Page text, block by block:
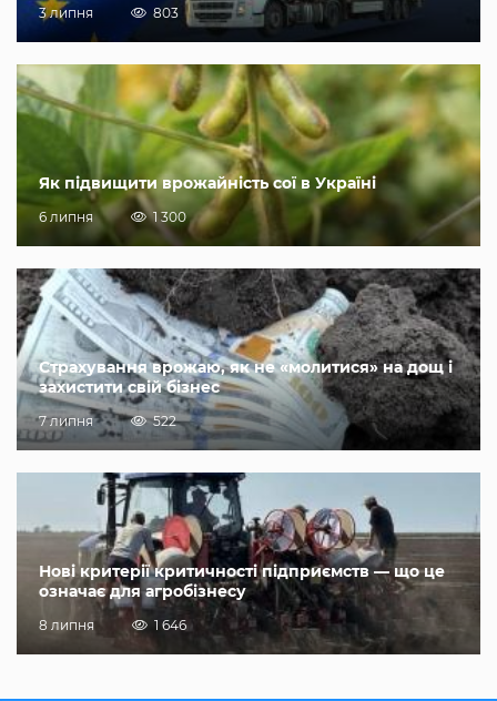
3 липня 803
Як підвищити врожайність сої в Україні
6 липня 1 300
Страхування врожаю, як не «молитися» на дощ і
захистити свій бізнес
7 липня 522
Нові критерії критичності підприємств — що це
означає для агробізнесу
8 липня 1 646